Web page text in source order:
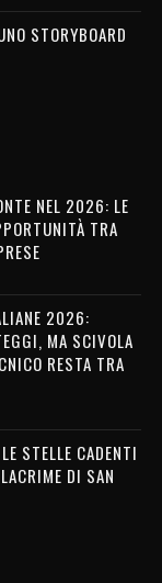
STORYBOARD
NEL 2026: LE
TRA
2026:
MA SCIVOLA
RESTA TRA
STELLE CADENTI
DI SAN